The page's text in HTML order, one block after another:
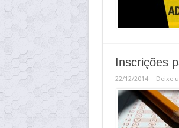
Inscrições
22/12/2014 Deixe